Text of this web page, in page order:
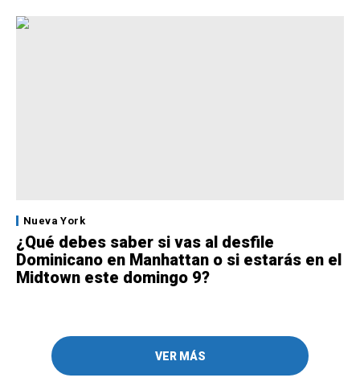
Nueva York
¿Qué debes saber si vas al desfile
Dominicano en Manhattan o si estarás en el
Midtown este domingo 9?
VER MÁS